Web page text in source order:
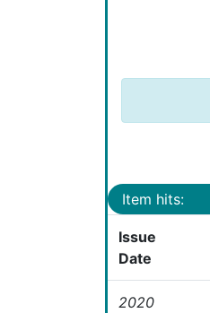
Item hits:
Issue
Date
2020